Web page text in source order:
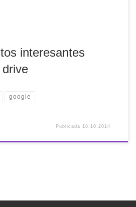
interesantes
google
Publicada 18.10.2014